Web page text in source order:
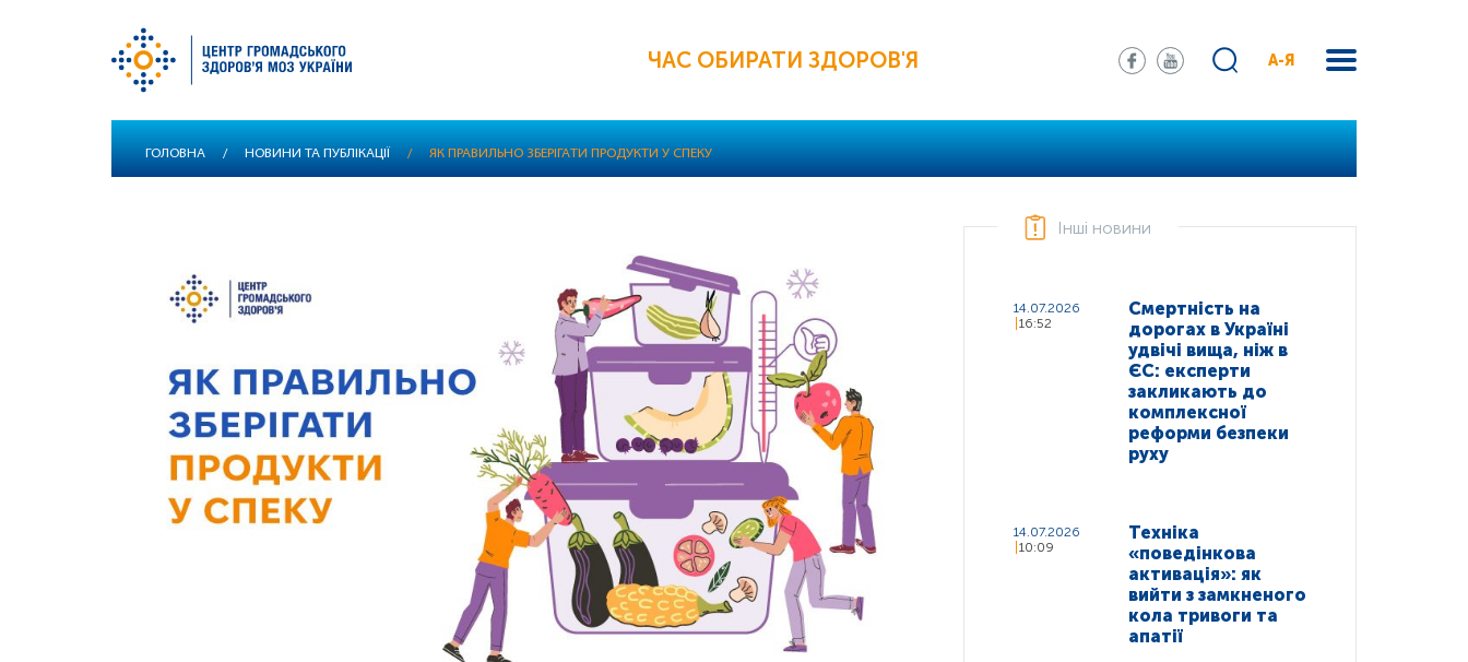
ЧАС ОБИРАТИ ЗДОРОВ'Я А-Я
ГОЛОВНА / НОВИНИ ТА ПУБЛІКАЦІЇ / ЯК ПРАВИЛЬНО ЗБЕРІГАТИ ПРОДУКТИ У СПЕКУ
Інші новини
14.07.2026
16:52
Смертність на
дорогах в Україні
удвічі вища, ніж в
ЄС: експерти
закликають до
комплексної
реформи безпеки
руху
14.07.2026
10:09
Техніка
«поведінкова
активація»: як
вийти з замкненого
кола тривоги та
апатії